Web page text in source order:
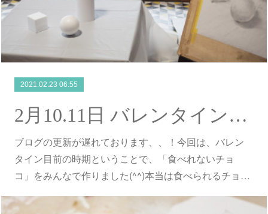
2021.02.23 06:55
2月10.11日 バレンタインチョコ作り
ブログの更新が遅れております、、！今回は、バレン
タイン目前の時期ということで、「食べれないチョ
コ」をみんなで作りました(^^)本当は食べられるチョ…